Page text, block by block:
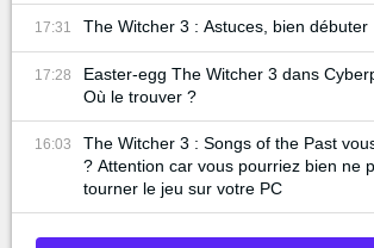
17:31 The Witcher 3 : Astuces, bien débuter
17:28
Easter-egg The Witcher 3 dans
Où le trouver ?
16:03
The Witcher 3 : Songs of the Past
? Attention car vous pourriez bien ne
tourner le jeu sur votre PC